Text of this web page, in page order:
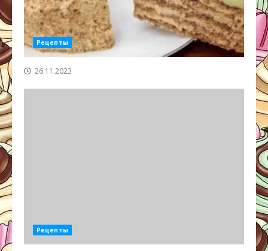
Рецепты
26.11.2023
Рецепты